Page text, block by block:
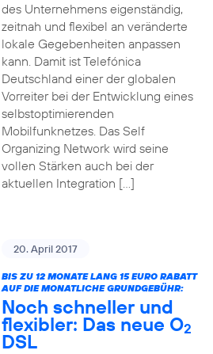
des Unternehmens eigenständig,
zeitnah und flexibel an veränderte
lokale Gegebenheiten anpassen
kann. Damit ist Telefónica
Deutschland einer der globalen
Vorreiter bei der Entwicklung eines
selbstoptimierenden
Mobilfunknetzes. Das Self
Organizing Network wird seine
vollen Stärken auch bei der
aktuellen Integration […]
20. April 2017
BIS ZU 12 MONATE LANG 15 EURO RABATT
AUF DIE MONATLICHE GRUNDGEBÜHR:
Noch schneller und
flexibler: Das neue O2
DSL